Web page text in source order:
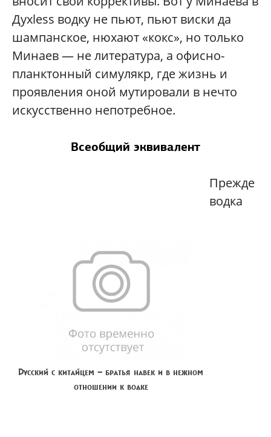
Духless водку не пьют, пьют виски да
шампанское, нюхают «кокс», но только
Минаев — не литература, а офисно-
планктонный симулякр, где жизнь и
проявления оной мутировали в нечто
искусственно непотребное.
Всеобщий эквивалент
Русский с китайцем — братья навек и в нежном
отношении к водке
Прежде
водка